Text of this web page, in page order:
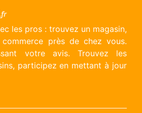
les pros : trouvez un magasin,
près de chez vous.
votre avis. Trouvez les
participez en mettant à jour